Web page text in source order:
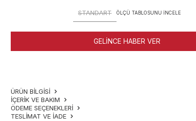
STANDART ÖLÇÜ TABLOSUNU İNCELE
GELINCE HABER VER
ÜRÜN BİLGİSİ
İÇERIK VE BAKIM
ÖDEME SEÇENEKLERI
TESLIMAT VE İADE